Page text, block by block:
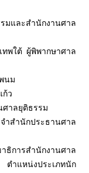
มและสำนักงานศาล
ทพใต้ ผู้พิพากษาศาล
นม
ก้ว
ศาลยุติธรรม
ำสำนักประธานศาล
การสำนักงานศาล
ำแหน่งประเภทนัก